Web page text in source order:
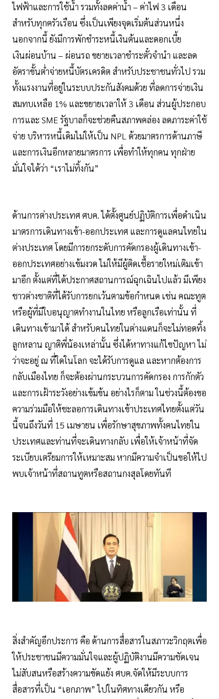
ไฟฟ้าและการใช้น้ำ รวมทั้งลดค่าน้ำ – ค่าไฟ 3 เดือน
สำหรับทุกครัวเรือน ซึ่งเป็นเพียงจุดเริ่มต้นส่วนหนึ่ง
นอกจากนี้ ยังมีการพักชำระหนี้เงินต้นและดอกเบี้ย
เงินผ่อนบ้าน – ผ่อนรถ ขยายเวลาชำระตั๋วจำนำ และลด
อัตราขั้นต่ำจ่ายหนี้บัตรเครดิต สำหรับประชาชนทั่วไป รวม
ทั้งแรงงานที่อยู่ในระบบประกันสังคมด้วย ที่ลดการจ่ายเงิน
สมทบเหลือ 1% และขยายเวลาให้ 3 เดือน ส่วนผู้ประกอบ
การและ SME รัฐบาลก็จะช่วยคืนสภาพคล่อง ลดภาระค่าใช้
จ่าย บริหารหนี้เดิมไม่ให้เป็น NPL ด้วยมาตรการด้านภาษี
และการเงินอีกหลายมาตรการ เพื่อทำให้ทุกคน ทุกฝ่าย
มั่นใจได้ว่า “เราไม่ทิ้งกัน”
ด้านการต่างประเทศ ศบค. ได้ตั้งศูนย์ปฏิบัติการเพื่อดำเนิน
มาตรการเดินทางเข้า-ออกประเทศ และการดูแลคนไทยใน
ต่างประเทศ โดยมีการยกระดับการคัดกรองผู้เดินทางเข้า-
ออกประเทศอย่างเข้มงวด ไม่ให้มีผู้ติดเชื้อรายใหม่เติมเข้า
มาอีก ตั้งแต่ที่ได้ประกาศสถานการณ์ฉุกเฉินไปแล้ว มีเพียง
ชาวต่างชาติที่ได้รับการยกเว้นตามข้อกำหนด เช่น คณะทูต
หรือผู้ที่มีใบอนุญาตทำงานในไทย หรือลูกเรือเท่านั้น ที่
เดินทางเข้ามาได้ สำหรับคนไทยในต่างแดนก็จะไม่ทอดทิ้ง
ลูกหลาน ญาติพี่น้องเหล่านั้น ซึ่งได้หาทางแก้ไขปัญหา ไม่
ว่าจะอยู่ ณ ที่ใดในโลก จะได้รับการดูแล และหากต้องการ
กลับเมืองไทย ก็จะต้องผ่านกระบวนการคัดกรอง การกักตัว
และการเฝ้าระวังอย่างเข้มข้น อย่างไรก็ตาม ในช่วงนี้ต้องขอ
ความร่วมมือให้ชะลอการเดินทางเข้าประเทศไทยตั้งแต่วัน
นี้จนถึงวันที่ 15 เมษายน เพื่อรักษาสุขภาพทั้งคนไทยใน
ประเทศและท่านที่จะเดินทางกลับ เพื่อให้เจ้าหน้าที่จัด
ระเบียบเตรียมการให้เหมาะสม หากมีความจำเป็นขอให้ไป
พบเจ้าหน้าที่สถานทูตหรือสถานกงสุลโดยทันที
สิ่งสำคัญอีกประการ คือ ด้านการสื่อสารในสภาวะวิกฤตเพื่อ
ให้ประชาชนมีความมั่นใจและผู้ปฏิบัติงานมีความชัดเจน
ไม่สับสนหรือสร้างความขัดแย้ง ศบค.จัดให้มีระบบการ
สื่อสารที่เป็น “เอกภาพ” ไปในทิศทางเดียวกัน หรือ